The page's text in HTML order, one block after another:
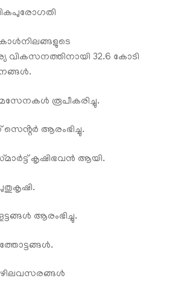
32.6 കോടി
രൂപീകരിച്ചു.
ആരംഭിച്ചു.
കൃഷിഭവൻ ആയി.
ആരംഭിച്ചു.